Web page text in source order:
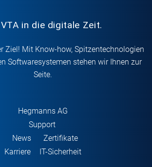
in die digitale Zeit.
Ziel! Mit Know-how, Spitzentechnologien
Softwaresystemen stehen wir Ihnen zur
Seite.
Hegmanns AG
Support
News
Zertifikate
Karriere
IT-Sicherheit